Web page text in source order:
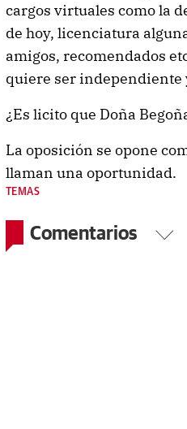
cargos virtuales como la
de hoy, licenciatura
amigos, recomendados
quiere ser independiente
¿Es licito que Doña
La oposición se opone
llaman una oportunidad.
TEMAS
Comentarios